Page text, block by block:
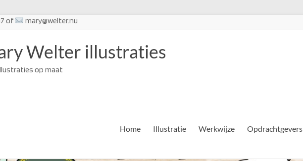
of mary@welter.nu
Welter illustraties
op maat
Home Illustratie Werkwijze Opdrachtgevers